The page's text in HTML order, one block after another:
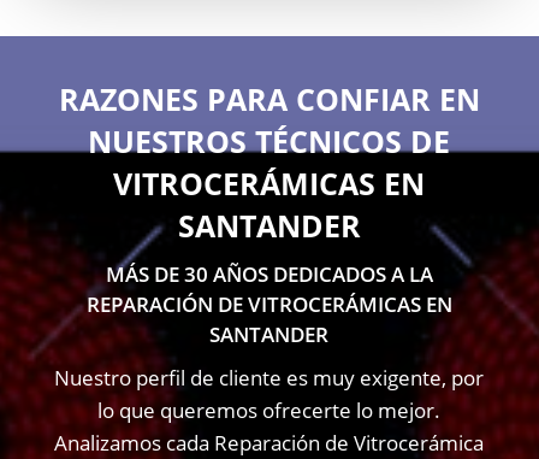
RAZONES PARA CONFIAR EN
NUESTROS TÉCNICOS DE
VITROCERÁMICAS EN
SANTANDER
MÁS DE 30 AÑOS DEDICADOS A LA
REPARACIÓN DE VITROCERÁMICAS EN
SANTANDER
Nuestro perfil de cliente es muy exigente, por
lo que queremos ofrecerte lo mejor.
Analizamos cada Reparación de Vitrocerámica